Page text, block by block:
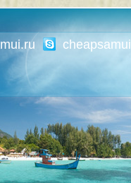
cheapsamui